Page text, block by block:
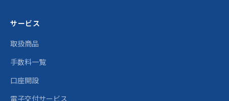
サービス
取扱商品
手数料一覧
口座開設
電子交付サービス